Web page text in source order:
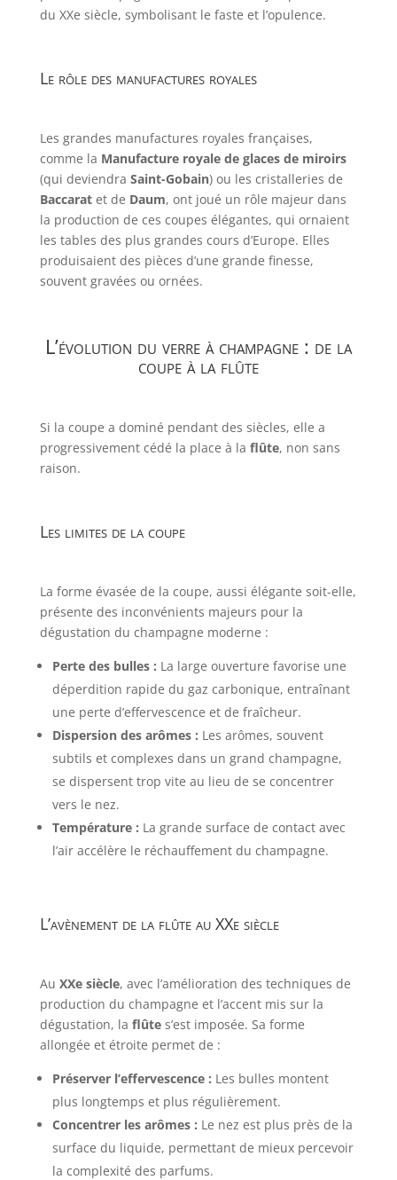
du XXe siècle, symbolisant le faste et l’opulence.
Le rôle des manufactures royales
Les grandes manufactures royales françaises,
comme la Manufacture royale de glaces de miroirs
(qui deviendra Saint-Gobain) ou les cristalleries de
Baccaratet de Daum, ont joué un rôle majeur dans
la production de ces coupes élégantes, qui ornaient
les tables des plus grandes cours d’Europe. Elles
produisaient des pièces d’une grande finesse,
souvent gravées ou ornées.
L’évolution du verre à champagne : de la
coupe à la flûte
Si la coupe a dominé pendant des siècles, elle a
progressivement cédé la place à la flûte, non sans
raison.
Les limites de la coupe
La forme évasée de la coupe, aussi élégante soit-elle,
présente des inconvénients majeurs pour la
dégustation du champagne moderne :
Perte des bulles : La large ouverture favorise une
déperdition rapide du gaz carbonique, entraînant
une perte d’effervescence et de fraîcheur.
Dispersion des arômes : Les arômes, souvent
subtils et complexes dans un grand champagne,
se dispersent trop vite au lieu de se concentrer
vers le nez.
Température : La grande surface de contact avec
l’air accélère le réchauffement du champagne.
L’avènement de la flûte au XXe siècle
Au XXe siècle, avec l’amélioration des techniques de
production du champagne et l’accent mis sur la
dégustation, la flûtes’est imposée. Sa forme
allongée et étroite permet de :
Préserver l’effervescence : Les bulles montent
plus longtemps et plus régulièrement.
Concentrer les arômes : Le nez est plus près de la
surface du liquide, permettant de mieux percevoir
la complexité des parfums.